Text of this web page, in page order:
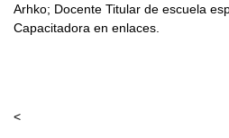
Arhko; Docente Titular de escuela
Capacitadora en enlaces.
<